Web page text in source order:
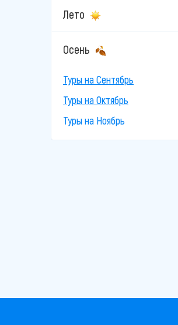
Лето
Осень
Туры на Сентябрь
Туры на Октябрь
Туры на Ноябрь